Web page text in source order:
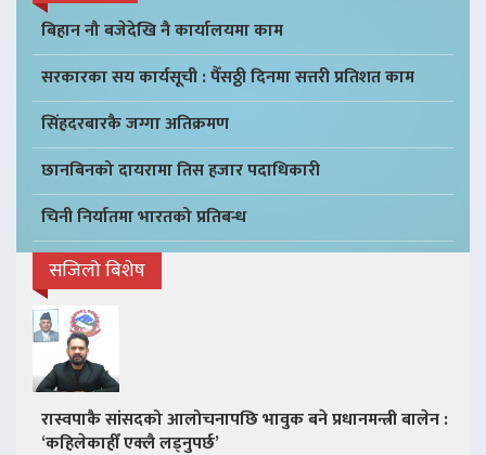
बिहान नौ बजेदेखि नै कार्यालयमा काम
सरकारका सय कार्यसूची : पैँसठ्ठी दिनमा सत्तरी प्रतिशत काम
सिंहदरबारकै जग्गा अतिक्रमण
छानबिनको दायरामा तिस हजार पदाधिकारी
चिनी निर्यातमा भारतको प्रतिबन्ध
सजिलो बिशेष
रास्वपाकै सांसदको आलोचनापछि भावुक बने प्रधानमन्त्री बालेन :
‘कहिलेकाहीँ एक्लै लड्नुपर्छ’